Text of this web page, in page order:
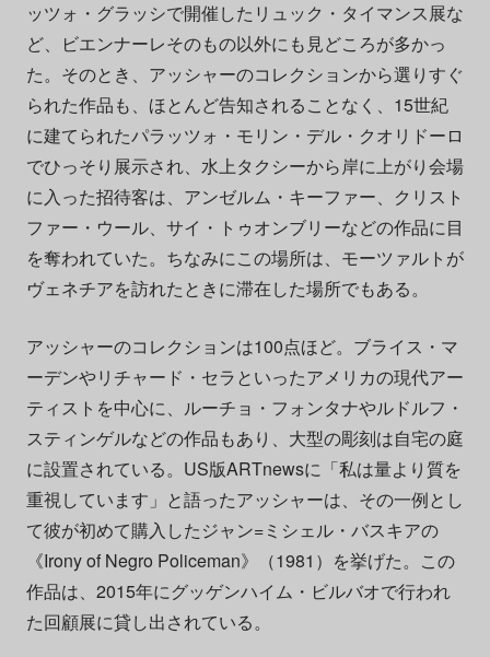
ッツォ・グラッシで開催したリュック・タイマンス展な
ど、ビエンナーレそのもの以外にも見どころが多かっ
た。そのとき、アッシャーのコレクションから選りすぐ
られた作品も、ほとんど告知されることなく、15世紀
に建てられたパラッツォ・モリン・デル・クオリドーロ
でひっそり展示され、水上タクシーから岸に上がり会場
に入った招待客は、アンゼルム・キーファー、クリスト
ファー・ウール、サイ・トゥオンブリーなどの作品に目
を奪われていた。ちなみにこの場所は、モーツァルトが
ヴェネチアを訪れたときに滞在した場所でもある。
アッシャーのコレクションは100点ほど。ブライス・マ
ーデンやリチャード・セラといったアメリカの現代アー
ティストを中心に、ルーチョ・フォンタナやルドルフ・
スティンゲルなどの作品もあり、大型の彫刻は自宅の庭
に設置されている。US版ARTnewsに「私は量より質を
重視しています」と語ったアッシャーは、その一例とし
て彼が初めて購入したジャン=ミシェル・バスキアの
《Irony of Negro Policeman》（1981）を挙げた。この
作品は、2015年にグッゲンハイム・ビルバオで行われ
た回顧展に貸し出されている。